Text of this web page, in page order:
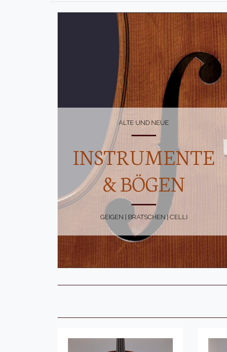
ALTE UND NEUE
INSTRUMENTE
& BÖGEN
GEIGEN | BRATSCHEN | CELLI